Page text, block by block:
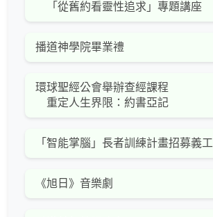
「從舊約看靈性追求」專題講座
播道神學院畢業禮
環球聖經公會舉辦查經課程
重定人生界限：約書亞記
「智能掌腦」長者訓練計畫招募義工
《旭日》音樂劇